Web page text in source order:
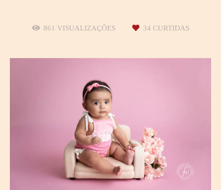
861 VISUALIZAÇÕES 34 CURTIDAS